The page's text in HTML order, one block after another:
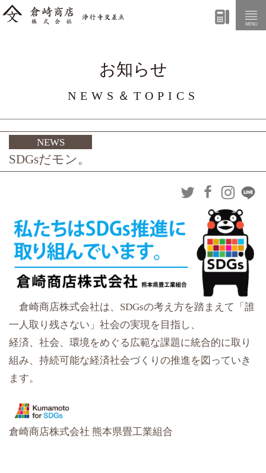
お知らせ
NEWS＆TOPICS
NEWS
SDGsだモン。
倉崎商店株式会社は、SDGsの考え方を踏まえて「誰
一人取り残さない」社会の実現を目指し、
経済、社会、環境をめぐる広範な課題に統合的に取り
組み、持続可能な経済社会づくりの推進を図っていき
ます。
倉崎商店株式会社 熊本県畳工業組合